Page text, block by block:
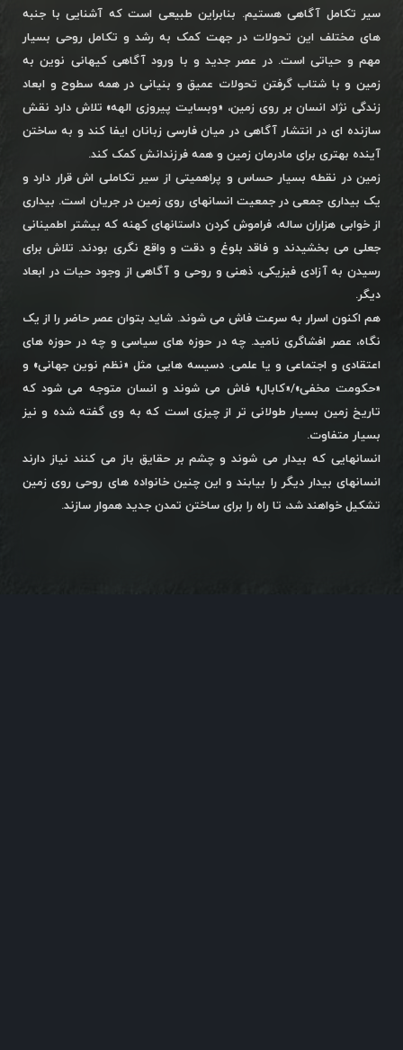
سیر تکامل آگاهی هستیم. بنابراین طبیعی است که آشنایی با جنبه
های مختلف این تحولات در جهت کمک به رشد و تکامل روحی بسیار
مهم و حیاتی است. در عصر جدید و با ورود آگاهی کیهانی نوین به
زمین و با شتاب گرفتن تحولات عمیق و بنیانی در همه سطوح و ابعاد
زندگی نژاد انسان بر روی زمین، «وبسایت پیروزی الهه» تلاش دارد نقش
سازنده ای در انتشار آگاهی در میان فارسی زبانان ایفا کند و به ساختن
آینده بهتری برای مادرمان زمین و همه فرزندانش کمک کند.
زمین در نقطه بسیار حساس و پراهمیتی از سیر تکاملی اش قرار دارد و
یک بیداری جمعی در جمعیت انسانهای روی زمین در جریان است. بیداری
از خوابی هزاران ساله، فراموش کردن داستانهای کهنه که بیشتر اطمینانی
جعلی می بخشیدند و فاقد بلوغ و دقت و واقع نگری بودند. تلاش برای
رسیدن به آزادی فیزیکی، ذهنی و روحی و آگاهی از وجود حیات در ابعاد
دیگر.
هم اکنون اسرار به سرعت فاش می شوند. شاید بتوان عصر حاضر را از یک
نگاه، عصر افشاگری نامید. چه در حوزه های سیاسی و چه در حوزه های
اعتقادی و اجتماعی و یا علمی. دسیسه هایی مثل «نظم نوین جهانی» و
«حکومت مخفی»/«کابال» فاش می شوند و انسان متوجه می شود که
تاریخ زمین بسیار طولانی تر از چیزی است که به وی گفته شده و نیز
بسیار متفاوت.
انسانهایی که بیدار می شوند و چشم بر حقایق باز می کنند نیاز دارند
انسانهای بیدار دیگر را بیابند و این چنین خانواده های روحی روی زمین
تشکیل خواهند شد، تا راه را برای ساختن تمدن جدید هموار سازند.